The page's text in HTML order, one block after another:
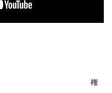
入 権